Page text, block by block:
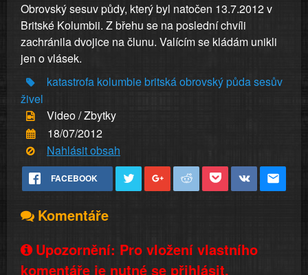
Obrovský sesuv půdy, který byl natočen 13.7.2012 v
Britské Kolumbii. Z břehu se na poslední chvíli
zachránila dvojice na člunu. Valícím se kládám unikli
jen o vlásek.
katastrofa kolumbiebritskáobrovskýpůdasesův
živel
Video / Zbytky
18/07/2012
Nahlásit obsah
FACEBOOK
Komentáře
Upozornění: Pro vložení vlastního
komentáře je nutné se přihlásit.